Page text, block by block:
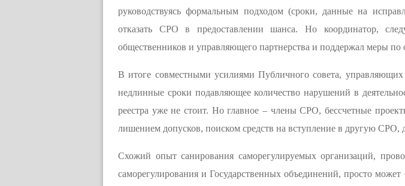
руководствуясь формальным подходом (сроки, данные на
отказать СРО в предоставлении шанса. Но координатор,
общественников и управляющего партнерства и поддержал меры
В итоге совместными усилиями Публичного совета,
недлинные сроки подавляющее количество нарушений в
реестра уже не стоит. Но главное – члены СРО, бессчетные
лишением допусков, поиском средств на вступление в другую
Схожий опыт санирования саморегулируемых организаций,
саморегулирования и Государственных объединений, просто